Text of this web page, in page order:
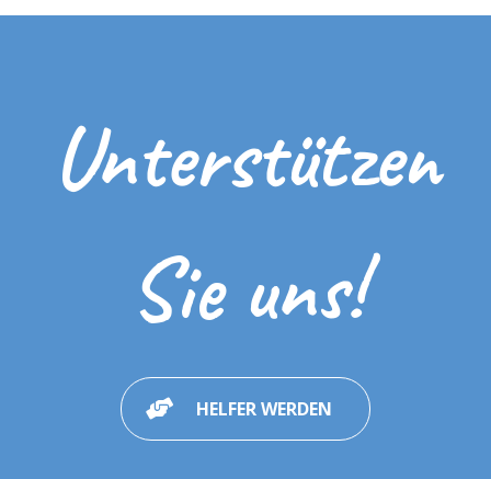
Unterstützen
Sie uns!
HELFER WERDEN